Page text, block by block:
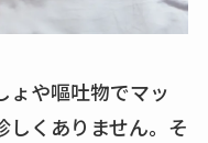
ょや嘔吐物でマッ
しくありません。そ